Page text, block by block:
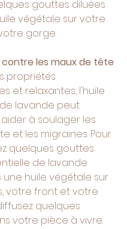
gouttes diluées
végétale sur votre
gorge.
les maux de tête
propriétés
et relaxantes, l'huile
lavande peut
à soulager les
et les migraines. Pour
quelques gouttes
de lavande
une huile végétale sur
votre front et votre
quelques
votre pièce à vivre.